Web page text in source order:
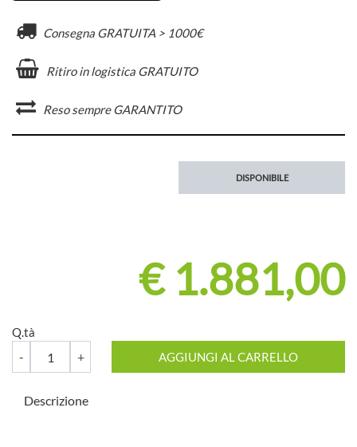
Consegna GRATUITA > 1000€
Ritiro in logistica GRATUITO
Reso sempre GARANTITO
DISPONIBILE
€ 1.881,00
Q.tà
AGGIUNGI AL CARRELLO
Descrizione